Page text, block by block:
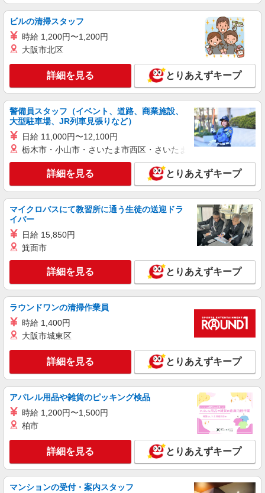
ビルの清掃スタッフ
時給 1,200円〜1,200円
大阪市北区
詳細を見る とりあえずキープ
警備員スタッフ（イベント、道路、商業施設、
大型駐車場、JR列車見張りなど）
日給 11,000円〜12,100円
栃木市・小山市・さいたま市西区・さいたま市岩槻区・久喜市・
詳細を見る とりあえずキープ
マイクロバスにて教習所に通う生徒の送迎ドラ
イバー
日給 15,850円
箕面市
詳細を見る とりあえずキープ
ラウンドワンの清掃作業員
時給 1,400円
大阪市城東区
詳細を見る とりあえずキープ
アパレル用品や雑貨のピッキング検品
時給 1,200円〜1,500円
柏市
詳細を見る とりあえずキープ
マンションの受付・案内スタッフ